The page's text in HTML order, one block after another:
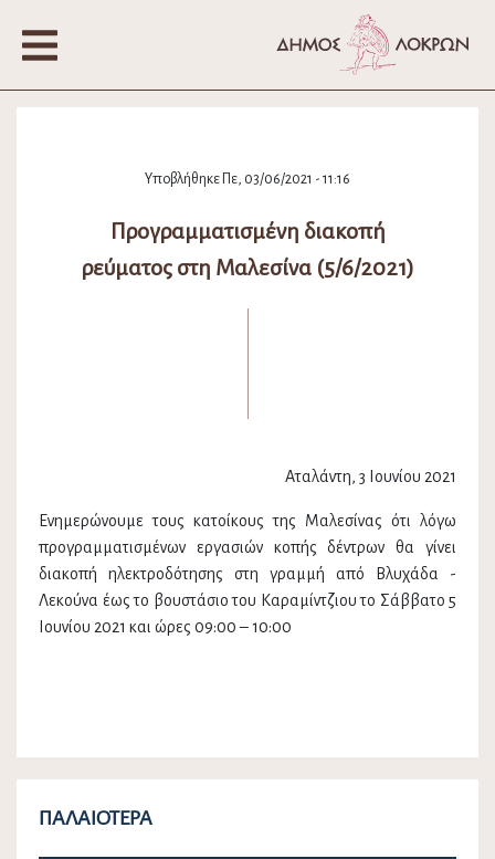
Υποβλήθηκε Πε, 03/06/2021 - 11:16
Προγραμματισμένη διακοπή
ρεύματος στη Μαλεσίνα (5/6/2021)
Αταλάντη, 3 Ιουνίου 2021
Ενημερώνουμε τους κατοίκους της Μαλεσίνας ότι λόγω
προγραμματισμένων εργασιών κοπής δέντρων θα γίνει
διακοπή ηλεκτροδότησης στη γραμμή από Βλυχάδα -
Λεκούνα έως το βουστάσιο του Καραμίντζιου το Σάββατο 5
Ιουνίου 2021 και ώρες 09:00 – 10:00
ΠΑΛΑΙΌΤΕΡΑ